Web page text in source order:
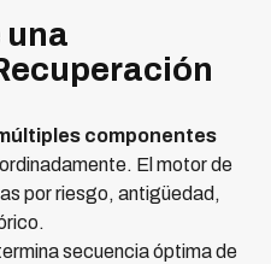
componentes
El motor de
por riesgo, antigüedad,
secuencia óptima de